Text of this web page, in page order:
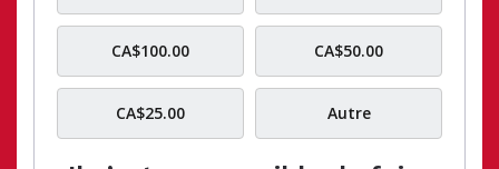
CA$100.00 CA$50.00
CA$25.00 Autre